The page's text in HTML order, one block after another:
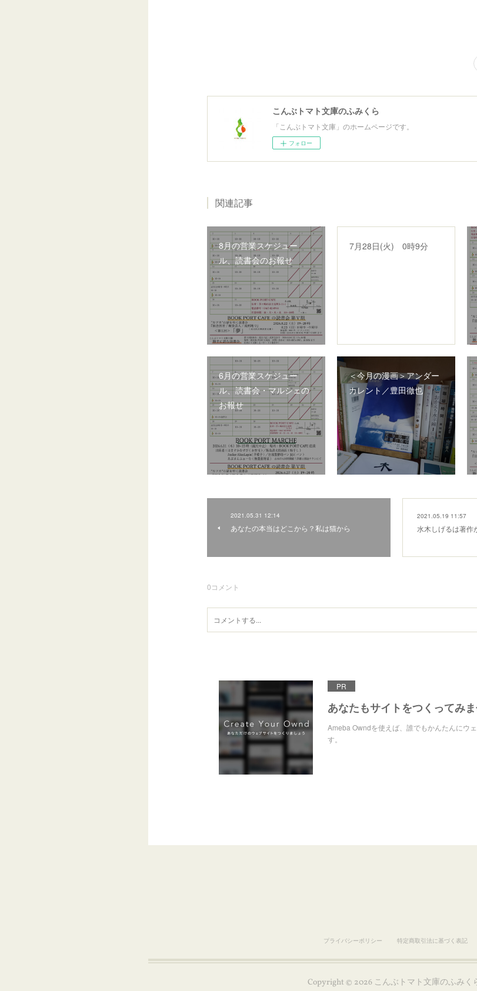
こんぶトマト文庫のふみくら
「こんぶトマト文庫」のホームページです。
フォロー
関連記事
8月の営業スケジュー
ル、読書会のお報せ
7月28日(火) 0時9分
6月の営業スケジュー
ル、読書会・マルシェの
お報せ
＜今月の漫画＞アンダー
カレント／豊田徹也
2021.05.31 12:14
あなたの本当はどこから？私は猫から
2021.05.19 11:57
水木しげるは著作
0コメント
PR
あなたもサイトをつくってみ
Ameba Owndを使えば、誰でもかんたんにウ
す。
プライバシーポリシー 特定商取引法に基づく表記
Copyright © 2026 こんぶトマト文庫のふみく